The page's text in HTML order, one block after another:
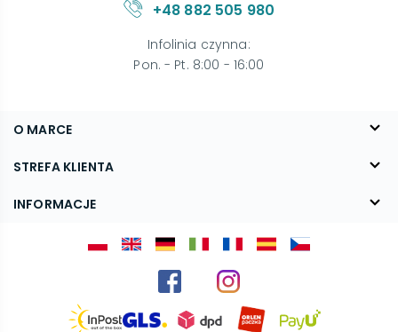
O MARCE
O nas
Blog
STREFA KLIENTA
FAQ
INFORMACJE
+48 882 505 980
Infolinia czynna:
Pon. - Pt. 8:00 - 16:00